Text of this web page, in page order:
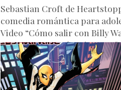
Sebastian Croft de
comedia romántica para
Video “Cómo salir con Billy
Heartstopper Sebastian